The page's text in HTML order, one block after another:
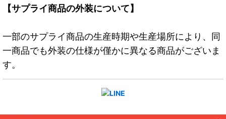
【サプライ商品の外装について】
一部のサプライ商品の生産時期や生産場所により、同
一商品でも外装の仕様が僅かに異なる商品がございま
す。